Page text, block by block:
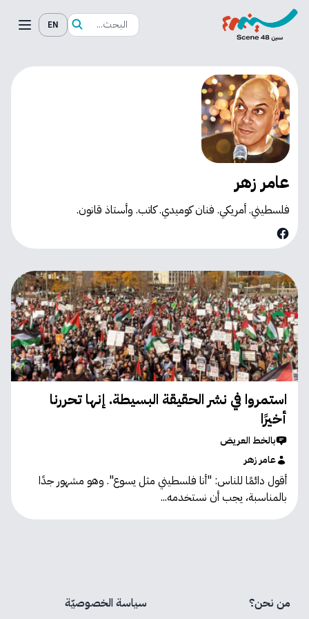
EN
عامر زهر
فلسطيني. أمريكي. فنان كوميدي. كاتب. وأستاذ قانون.
Facebook
استمروا في نشر الحقيقة البسيطة. إنها تحررنا
أخيرًا
بالخط العريض
عامر زهر
أقول دائمًا للناس: "أنا فلسطيني مثل يسوع". وهو مشهور جدًا
بالمناسبة، يجب أن نستخدمه...
من نحن؟
سياسة الخصوصيّة